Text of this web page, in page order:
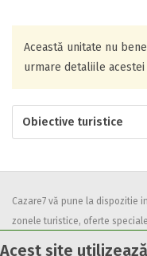
Acest site
Această unitate nu
urmare detaliile
Obiective turistice
Cazare7 vă pune la dispozitie
zonele turistice, oferte
Utilizand acest serviciu